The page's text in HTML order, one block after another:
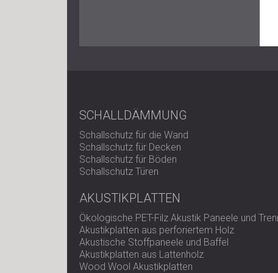
SCHALLDÄMMUNG
Schallschutz für die Wand
Schallschutz für Decken
Schallschutz für Böden
Schallschutz Türen
AKUSTIKPLATTEN
Ökologische PET-Filz Akustik Paneele und
Akustikplatten aus perforiertem Holz
Akustische Stoffpaneele und Baffel
Akustikplatten aus Lattenholz
Wood Wool Akustikplatten